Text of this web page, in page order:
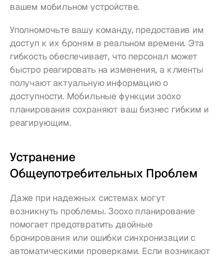
вашем мобильном устройстве.
Уполномочьте вашу команду, предоставив им
доступ к их броням в реальном времени. Эта
гибкость обеспечивает, что персонал может
быстро реагировать на изменения, а клиенты
получают актуальную информацию о
доступности. Мобильные функции зоохо
планирования сохраняют ваш бизнес гибким и
реагирующим.
Устранение
Общеупотребительных Проблем
Даже при надежных системах могут
возникнуть проблемы. Зоохо планирование
помогает предотвратить двойные
бронирования или ошибки синхронизации с
автоматическими проверками. Если возникают